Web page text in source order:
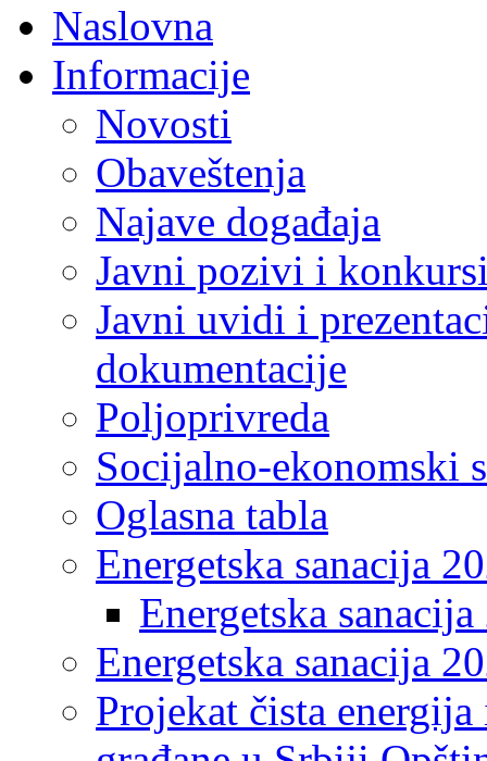
Naslovna
Informacije
Novosti
Obaveštenja
Najave događaja
Javni pozivi i
Javni uvidi i
dokumentacije
Poljoprivreda
Socijalno-ekonomski
Oglasna tabla
Energetska sanacija
Energetska
Energetska sanacija
Projekat čista